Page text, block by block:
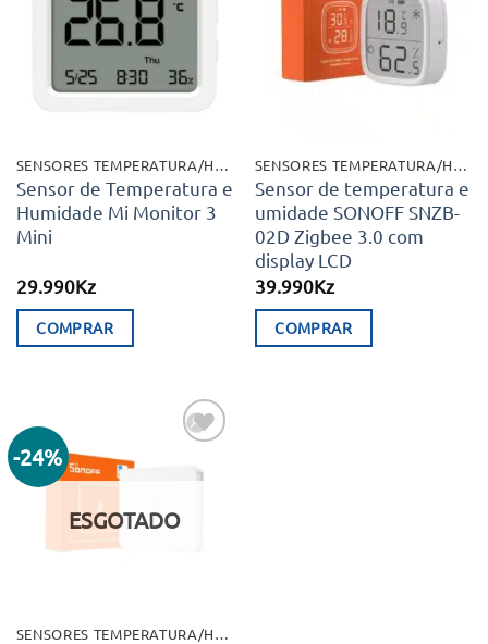
aos meus
SENSORES TEMPERATURA/HUMIDADES
Sensor de Temperatura e
Humidade Mi Monitor 3
Mini
29.990Kz
COMPRAR
aos meus
desejos
SENSORES TEMPERATURA/HUMIDADES
Sensor de temperatura e
umidade SONOFF SNZB-
02D Zigbee 3.0 com
display LCD
39.990Kz
COMPRAR
-24%
aos meus
ESGOTADO
SENSORES TEMPERATURA/HUMIDADES